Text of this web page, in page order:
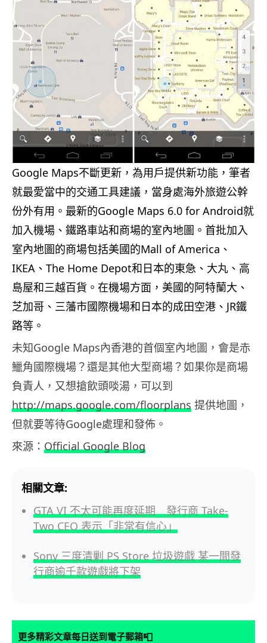
Google Maps不斷更新，為用戶提供新功能，筆者
就最愛當中的交通工具建議，當身處海外旅遊公幹
份外有用。最新的Google Maps 6.0 for Android就
加入機場、鐵路車站和商場的室內地圖。 首批加入
室內地圖的商場包括美國的Mall of America、
IKEA、The Home Depot和日本的東急、大丸、高
島屋和三越百貨。在機場方面，美國的阿特蘭大、
芝加哥、三藩市國際機場和日本的成田空港、JR鐵
路等。
未知Google Maps內香港的首個室內地圖，會是赤
鱲角國際機場？還是其他大型商場？如果你是商場
負責人，又想搶飲頭啖湯，可以到
http://maps.google.com/floorplans 提供地圖，
但就要等待Google處理和發佈。
來源： Official Google Blog
相關文章:
GTA VI 不太可能再度延期 發行商 Take-
Two CEO 表示「非常有信心」
Sony 三度清剿 PS Store 垃圾遊戲 某一間發
行商逾千款遊戲將下架
更多精彩文章每日送到電子郵箱📮